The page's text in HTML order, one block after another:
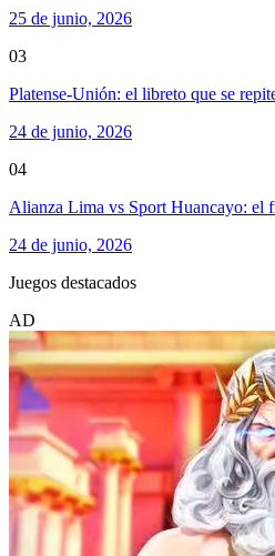
25 de junio, 2026
03
Platense-Unión: el libreto que se
24 de junio, 2026
04
Alianza Lima vs Sport Huancayo: el
24 de junio, 2026
Juegos destacados
AD